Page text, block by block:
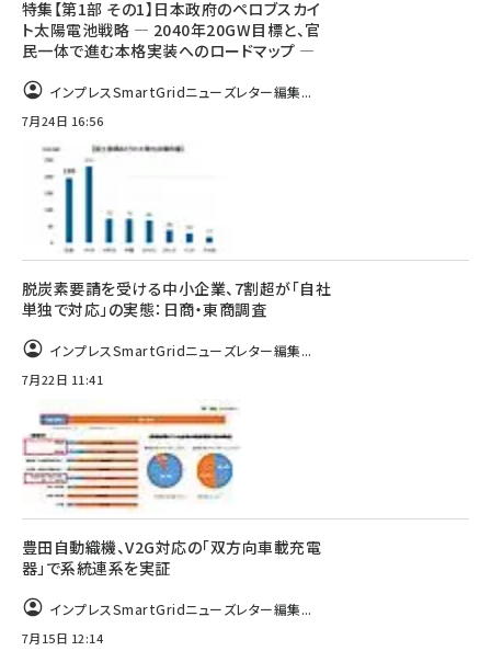
特集【第1部 その1】日本政府のペロブスカイ
ト太陽電池戦略 ― 2040年20GW目標と、官
民一体で進む本格実装へのロードマップ ―
インプレスSmartGridニューズレター編集...
7月24日 16:56
脱炭素要請を受ける中小企業、7割超が「自社
単独で対応」の実態：日商・東商調査
インプレスSmartGridニューズレター編集...
7月22日 11:41
豊田自動織機、V2G対応の「双方向車載充電
器」で系統連系を実証
インプレスSmartGridニューズレター編集...
7月15日 12:14